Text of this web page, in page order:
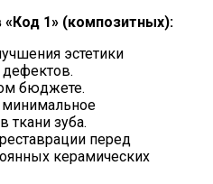
1» (композитных):
эстетики
дефектов.
бюджете.
минимальное
ткани зуба.
перед
керамических